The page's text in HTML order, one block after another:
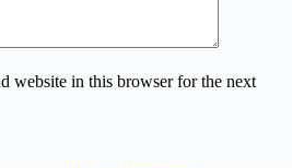
website in this browser for the next